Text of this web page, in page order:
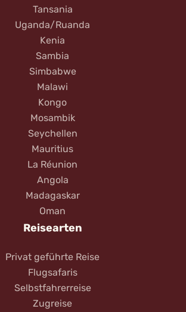
Tansania
Uganda/Ruanda
Kenia
Sambia
Simbabwe
Malawi
Kongo
Mosambik
Seychellen
Mauritius
La Réunion
Angola
Madagaskar
Oman
Reisearten
Privat geführte Reise
Flugsafaris
Selbstfahrerreise
Zugreise